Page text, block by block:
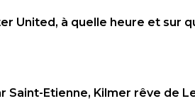
United, à quelle heure et sur
Saint-Etienne, Kilmer rêve de